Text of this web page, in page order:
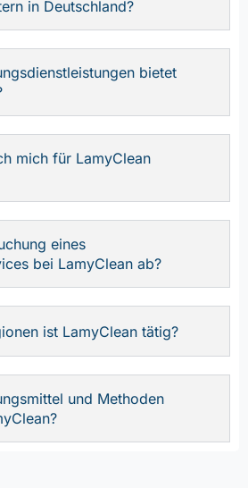
in Deutschland?
bietet
mich für LamyClean
eines
bei LamyClean ab?
ist LamyClean tätig?
und Methoden